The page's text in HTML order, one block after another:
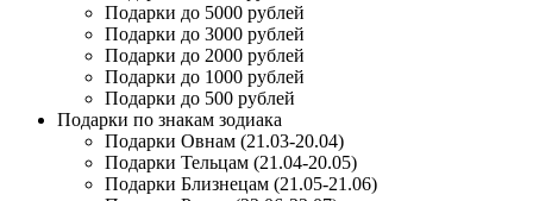
Подарки до 5000 рублей
Подарки до 3000 рублей
Подарки до 2000 рублей
Подарки до 1000 рублей
Подарки до 500 рублей
Подарки по знакам зодиака
Подарки Овнам (21.03-20.04)
Подарки Тельцам (21.04-20.05)
Подарки Близнецам (21.05-21.06)